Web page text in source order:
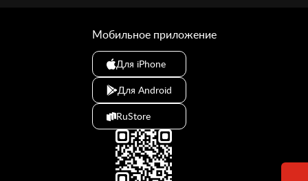
Мобильное приложение
Для iPhone
Для Android
RuStore